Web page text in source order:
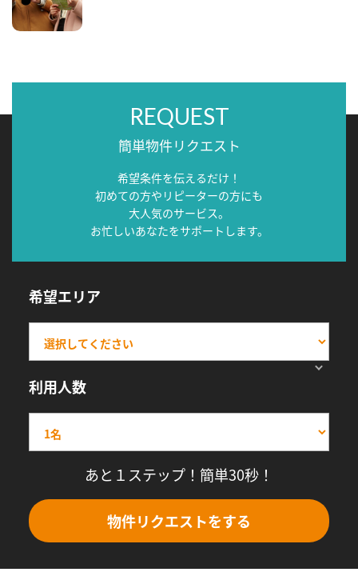
REQUEST
簡単物件リクエスト
希望条件を伝えるだけ！
初めての方やリピーターの方にも
大人気のサービス。
お忙しいあなたをサポートします。
希望エリア
利用人数
あと１ステップ！簡単30秒！
物件リクエストをする